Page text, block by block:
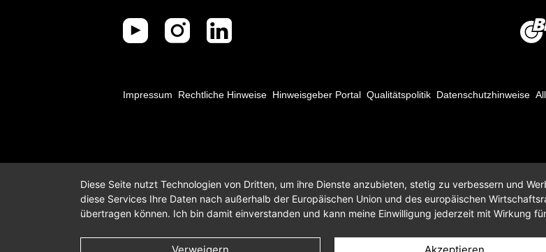
Impressum Rechtliche Hinweise Hinweisgeber Portal Qualitätspolitik Datenschutzhinweise
Diese Seite nutzt Technologien von Dritten, um ihre Dienste anzubieten, stetig zu verbessern und
diese Services Ihre Daten nach außerhalb der Europäischen Union und des europäischen
übertragen können. Ich bin damit einverstanden und kann meine Einwilligung jederzeit mit Wirkung
Verweigern Akzeptieren